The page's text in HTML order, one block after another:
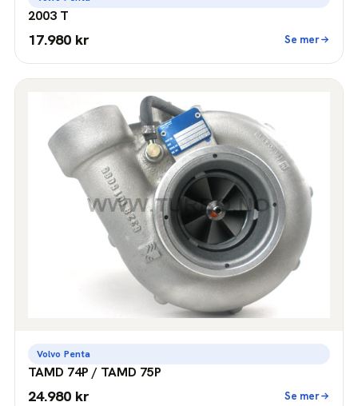
2003 T
17.980 kr Se mer
Volvo Penta
TAMD 74P / TAMD 75P
24.980 kr Se mer